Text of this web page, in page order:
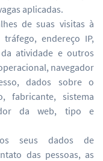
aplicadas.
de suas visitas à
endereço IP,
atividade e outros
navegador
dados sobre o
fabricante, sistema
da web, tipo e
seus dados de
das pessoas, as